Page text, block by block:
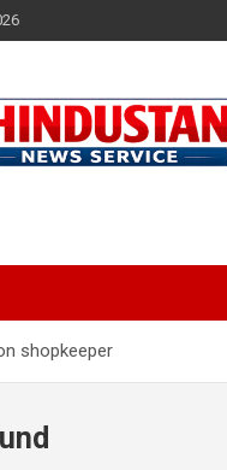
News Service
shopkeeper